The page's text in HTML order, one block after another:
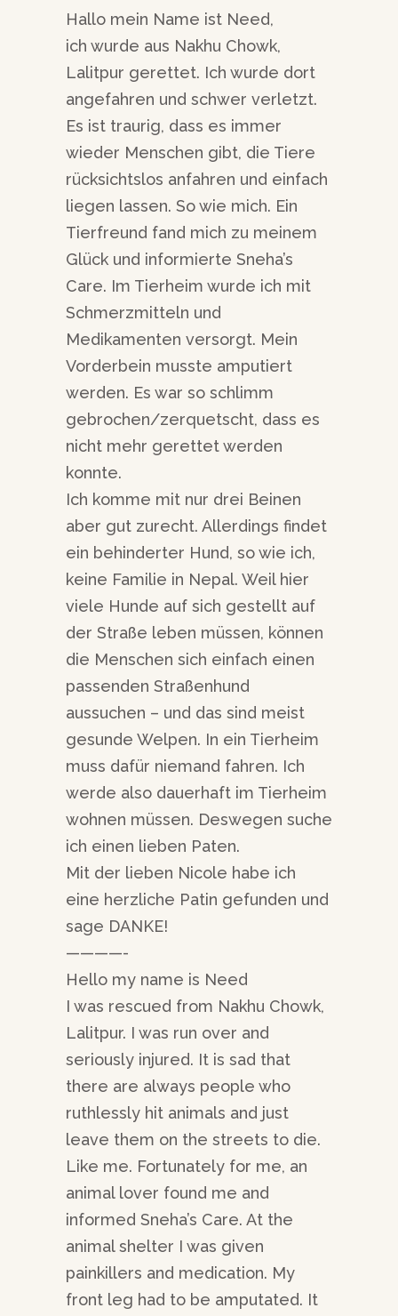
Hallo mein Name ist Need,
ich wurde aus Nakhu Chowk,
Lalitpur gerettet. Ich wurde dort
angefahren und schwer verletzt.
Es ist traurig, dass es immer
wieder Menschen gibt, die Tiere
rücksichtslos anfahren und einfach
liegen lassen. So wie mich. Ein
Tierfreund fand mich zu meinem
Glück und informierte Sneha’s
Care. Im Tierheim wurde ich mit
Schmerzmitteln und
Medikamenten versorgt. Mein
Vorderbein musste amputiert
werden. Es war so schlimm
gebrochen/zerquetscht, dass es
nicht mehr gerettet werden
konnte.
Ich komme mit nur drei Beinen
aber gut zurecht. Allerdings findet
ein behinderter Hund, so wie ich,
keine Familie in Nepal. Weil hier
viele Hunde auf sich gestellt auf
der Straße leben müssen, können
die Menschen sich einfach einen
passenden Straßenhund
aussuchen – und das sind meist
gesunde Welpen. In ein Tierheim
muss dafür niemand fahren. Ich
werde also dauerhaft im Tierheim
wohnen müssen. Deswegen suche
ich einen lieben Paten.
Mit der lieben Nicole habe ich
eine herzliche Patin gefunden und
sage DANKE!
————-
Hello my name is Need
I was rescued from Nakhu Chowk,
Lalitpur. I was run over and
seriously injured. It is sad that
there are always people who
ruthlessly hit animals and just
leave them on the streets to die.
Like me. Fortunately for me, an
animal lover found me and
informed Sneha’s Care. At the
animal shelter I was given
painkillers and medication. My
front leg had to be amputated. It